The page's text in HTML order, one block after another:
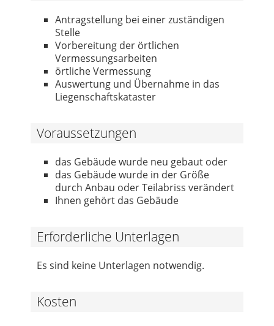
Antragstellung bei einer zuständigen
Stelle
Vorbereitung der örtlichen
Vermessungsarbeiten
örtliche Vermessung
Auswertung und Übernahme in das
Liegenschaftskataster
Voraussetzungen
das Gebäude wurde neu gebaut oder
das Gebäude wurde in der Größe
durch Anbau oder Teilabriss verändert
Ihnen gehört das Gebäude
Erforderliche Unterlagen
Es sind keine Unterlagen notwendig.
Kosten